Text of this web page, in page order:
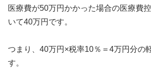
医療費が50万円かかった場合の医療費
いて40万円です。
つまり、40万円×税率10％＝4万円分の
す。